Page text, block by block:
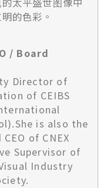
的色彩。
/ Board
Director of
of CEIBS
is also the
of CNEX
Supervisor of
Industry